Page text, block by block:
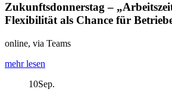
Zukunftsdonnerstag –
Flexibilität als Chance für
online, via Teams
mehr lesen
10Sep.